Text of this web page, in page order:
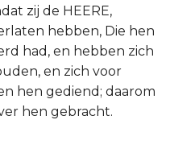
zij de HEERE,
hebben, Die hen
had, en hebben zich
en zich voor
hen gediend; daarom
hen gebracht.